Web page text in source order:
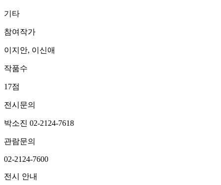
기타
참여작가
이지안, 이신애
작품수
17점
전시문의
박소진 02-2124-7618
관람문의
02-2124-7600
전시 안내